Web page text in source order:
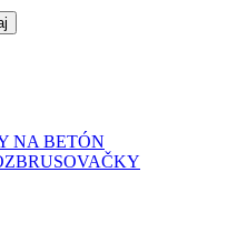
NA BETÓN